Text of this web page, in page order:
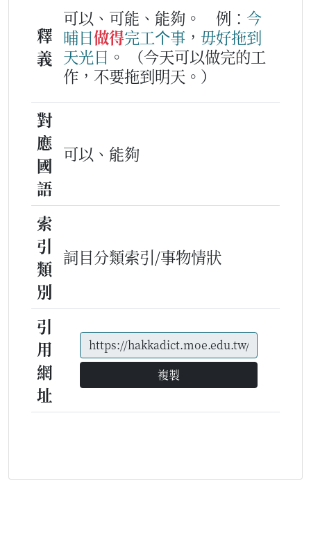
釋
義
可以、可能、能夠。 例： 今
晡日做得完工个事 ， 毋好拖到
天光日 。
（今天可以做完的工
作，不要拖到明天。）
對
應
國
語
可以、能夠
索
引
類
別
詞目分類索引/事物情狀
引
用
網
址
複製